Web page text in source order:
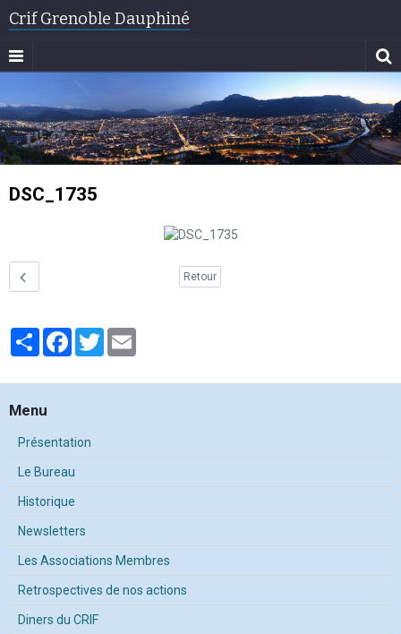
Crif Grenoble Dauphiné
DSC_1735
Retour
PartagerFacebook
Twitter
Menu
Présentation
Le Bureau
Historique
Newsletters
Les Associations Membres
Retrospectives de nos actions
Diners du CRIF